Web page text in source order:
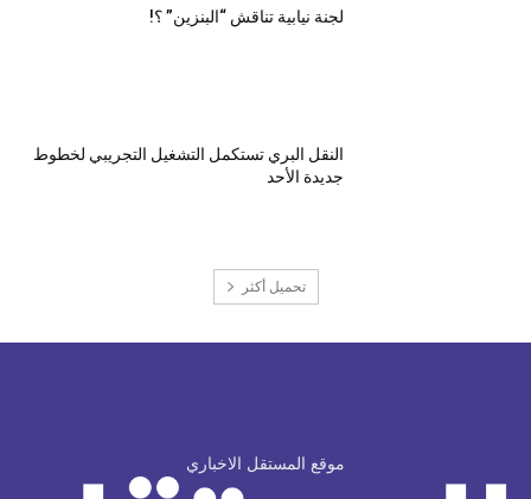
لجنة نيابية تناقش “البنزين” ؟!
النقل البري تستكمل التشغيل التجريبي لخطوط
جديدة الأحد
تحميل أكثر
موقع المستقل الاخباري